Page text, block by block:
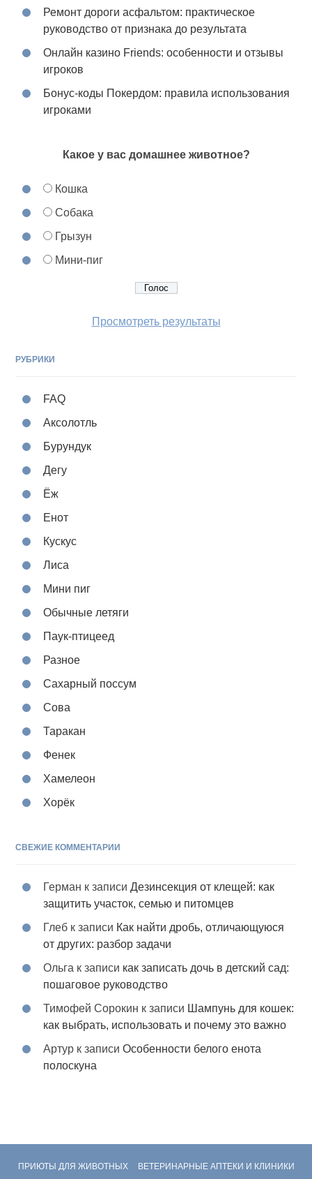
Ремонт дороги асфальтом: практическое
руководство от признака до результата
Онлайн казино Friends: особенности и отзывы
игроков
Бонус-коды Покердом: правила использования
игроками
Какое у вас домашнее животное?
Кошка
Собака
Грызун
Мини-пиг
Просмотреть результаты
РУБРИКИ
FAQ
Аксолотль
Бурундук
Дегу
Ёж
Енот
Кускус
Лиса
Мини пиг
Обычные летяги
Паук-птицеед
Разное
Сахарный поссум
Сова
Таракан
Фенек
Хамелеон
Хорёк
СВЕЖИЕ КОММЕНТАРИИ
Герман к записиДезинсекция от клещей: как
защитить участок, семью и питомцев
Глеб к записи Как найти дробь, отличающуюся
от других: разбор задачи
Ольга к записи как записать дочь в детский сад:
пошаговое руководство
Тимофей Сорокин к записи Шампунь для кошек:
как выбрать, использовать и почему это важно
Артур к записиОсобенности белого енота
полоскуна
ПРИЮТЫ ДЛЯ ЖИВОТНЫХ ВЕТЕРИНАРНЫЕ АПТЕКИ И КЛИНИКИ